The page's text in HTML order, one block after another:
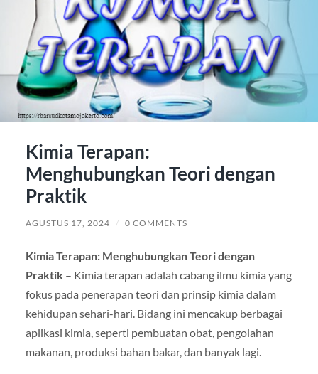
Kimia Terapan:
Menghubungkan Teori dengan
Praktik
AGUSTUS 17, 2024 / 0 COMMENTS
Kimia Terapan: Menghubungkan Teori dengan
Praktik– Kimia terapan adalah cabang ilmu kimia yang
fokus pada penerapan teori dan prinsip kimia dalam
kehidupan sehari-hari. Bidang ini mencakup berbagai
aplikasi kimia, seperti pembuatan obat, pengolahan
makanan, produksi bahan bakar, dan banyak lagi.